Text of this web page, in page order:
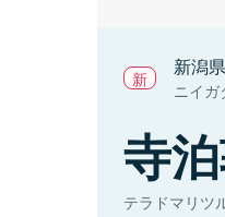
新潟県
ニイガ
寺
テラドマリツ